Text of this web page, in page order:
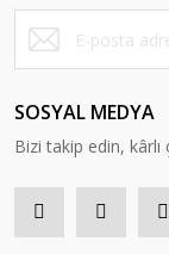
SOSYAL MEDYA
Bizi takip edin, kârlı